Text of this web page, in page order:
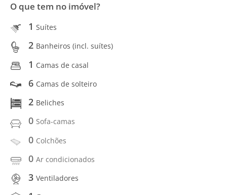
O que tem no imóvel?
1 Suítes
2 Banheiros (incl. suítes)
1 Camas de casal
6 Camas de solteiro
2 Beliches
0 Sofa-camas
0 Colchões
0 Ar condicionados
3 Ventiladores